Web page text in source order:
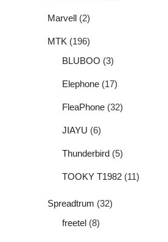
Marvell (2)
MTK (196)
BLUBOO (3)
Elephone (17)
FleaPhone (32)
JIAYU (6)
Thunderbird (5)
TOOKY T1982 (11)
Spreadtrum (32)
freetel (8)